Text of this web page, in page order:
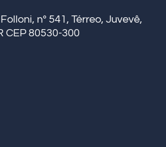
nº 541, Térreo, Juvevê,
CEP 80530-300